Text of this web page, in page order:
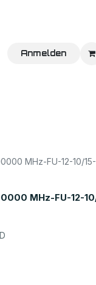
Home Shop
Anmelden
MHz-FU-12-10/
MHz-FU-12-